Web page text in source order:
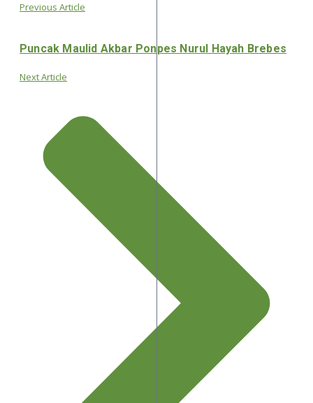
Previous Article
Puncak Maulid Akbar Ponpes Nurul Hayah Brebes
Next Article